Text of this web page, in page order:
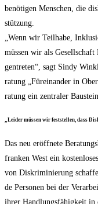
benö­ti­gen Men­schen, die
stüt­zung.
„Wenn wir Teil­ha­be,
müs­sen wir als
gen­tre­ten“, sagt Sin­dy
ra­tung „Für­ein­an­der in
ra­tung ein zen­tra­ler
„Lei­der müs­sen wir fest­stel­len, dass
Das neu eröff­ne­te
fran­ken West ein
von Dis­kri­mi­nie­rung
de Per­so­nen bei der
ihrer Hand­lungs­fä­hig­keit in